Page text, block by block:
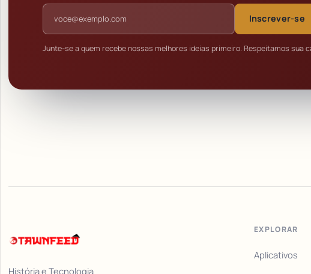
Endereço de e-mail
Inscrever-se
Junte-se a quem recebe nossas melhores ideias primeiro. Respeitamos sua
História e Tecnologia
EXPLORAR
Aplicativos